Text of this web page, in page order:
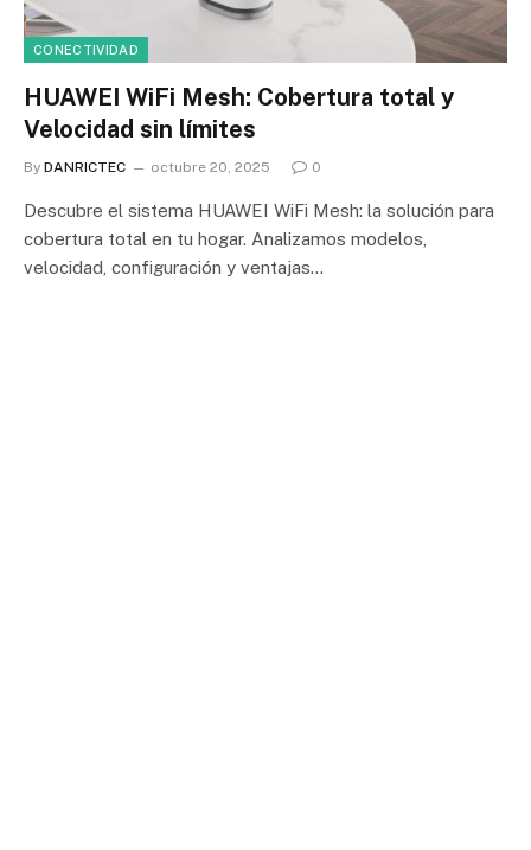
CONECTIVIDAD
HUAWEI WiFi Mesh: Cobertura total y
Velocidad sin límites
By DANRICTEC octubre 20, 2025 0
Descubre el sistema HUAWEI WiFi Mesh: la solución para
cobertura total en tu hogar. Analizamos modelos,
velocidad, configuración y ventajas…